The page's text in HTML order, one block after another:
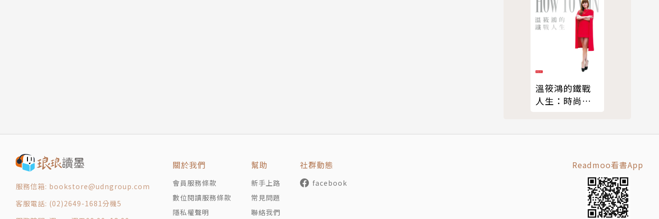
曾獲洪醒夫小說獎、林榮三文學獎、卓越新聞獎、台灣醫療新聞獎等。
20 給責任重大的守護者
致謝
版權頁
溫筱鴻的鐵戰
人生：時尚
服務信箱: bookstore@udngroup.com
客服電話: (02)2649-1681分機5
關於我們
會員服務條款
數位閱讀服務條款
隱私權聲明
幫助
新手上路
常見問題
聯絡我們
社群動態
facebook
Readmoo看書App